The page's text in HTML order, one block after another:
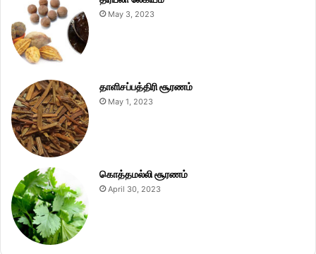
May 3, 2023
தாளிசப்பத்திரி சூரணம்
May 1, 2023
கொத்தமல்லி சூரணம்
April 30, 2023